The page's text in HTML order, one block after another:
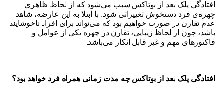
افتادگی پلک بعد از بوتاکس سبب می‌شود که از لحاظ ظاهری
چهره‌ی فرد دستخوش تغییراتی شود. با ابتلا به این عارضه، شاهد
عدم تقارن در صورت خواهیم بود که می‌تواند برای افراد ناخوشایند
باشد، چون از لحاظ زیبایی، تقارن در چهره یکی از عوامل و
فاکتورهای مهم و غیر قابل انکار می‌باشد.
افتادگی پلک بعد از بوتاکس چه مدت زمانی همراه فرد خواهد بود؟